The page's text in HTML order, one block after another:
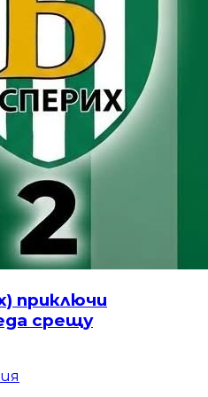
приключи
срещу